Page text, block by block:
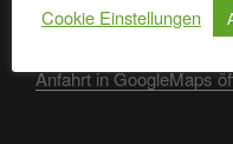
ANFAHRT
Anfahrt in GoogleMaps
Cookie Einstellungen